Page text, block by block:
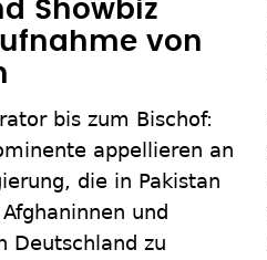
Showbiz
von
bis zum Bischof:
appellieren an
die in Pakistan
und
Deutschland zu